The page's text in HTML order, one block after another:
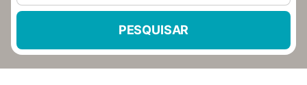
PESQUISAR